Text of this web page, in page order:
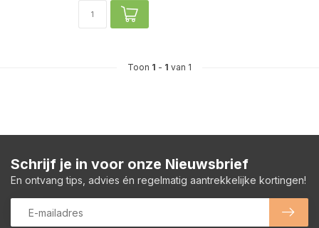
Toon 1 - 1 van 1
Schrijf je in voor onze Nieuwsbrief
En ontvang tips, advies én regelmatig aantrekkelijke kortingen!